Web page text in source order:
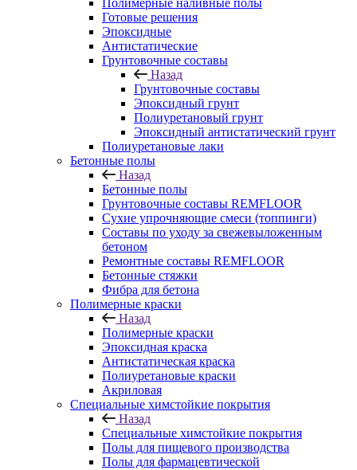
Полимерные наливные полы
Готовые решения
Эпоксидные
Антистатические
Грунтовочные составы
Назад
Грунтовочные составы
Эпоксидный грунт
Полиуретановый грунт
Эпоксидный антистатический грунт
Полиуретановые лаки
Бетонные полы
Назад
Бетонные полы
Грунтовочные составы REMFLOOR
Сухие упрочняющие смеси (топпинги)
Составы по уходу за свежевыложенным
бетоном
Ремонтные составы REMFLOOR
Бетонные стяжки
Фибра для бетона
Полимерные краски
Назад
Полимерные краски
Эпоксидная краска
Антистатическая краска
Полиуретановые краски
Акриловая
Специальные химстойкие покрытия
Назад
Специальные химстойкие покрытия
Полы для пищевого производства
Полы для фармацевтической